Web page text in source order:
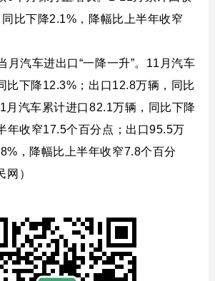
比下降2.1%，降幅比上半年收窄
汽车进出口“一降一升”。11月汽车
比下降12.3%；出口12.8万辆，同比
月汽车累计进口82.1万辆，同比下降
年收窄17.5个百分点；出口95.5万
，降幅比上半年收窄7.8个百分
网）
6）：有功功率响应时间较传统机型提升1倍
频激励下容易引起谐振。针对此
机组整体惯量。通过调整液压储能子系